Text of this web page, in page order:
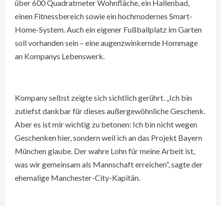
über 600 Quadratmeter Wohnfläche, ein Hallenbad,
einen Fitnessbereich sowie ein hochmodernes Smart-
Home-System. Auch ein eigener Fußballplatz im Garten
soll vorhanden sein – eine augenzwinkernde Hommage
an Kompanys Lebenswerk.
Kompany selbst zeigte sich sichtlich gerührt. „Ich bin
zutiefst dankbar für dieses außergewöhnliche Geschenk.
Aber es ist mir wichtig zu betonen: Ich bin nicht wegen
Geschenken hier, sondern weil ich an das Projekt Bayern
München glaube. Der wahre Lohn für meine Arbeit ist,
was wir gemeinsam als Mannschaft erreichen“, sagte der
ehemalige Manchester-City-Kapitän.